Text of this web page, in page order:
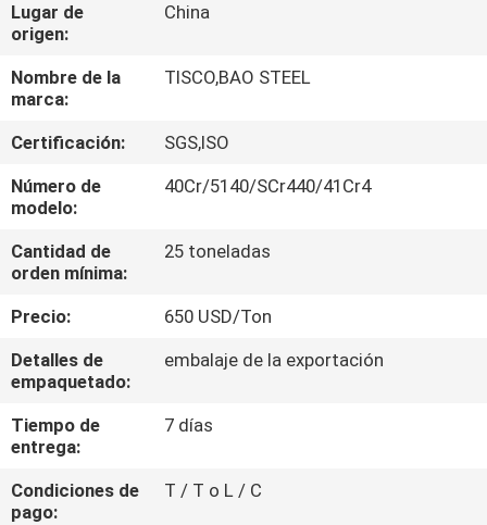
VIAJE
DE
LA
FÁBRICA
CONTROL
DE
ÉNTRENOS
EN
CONTACTO
CON
Lugar de
origen:
China
Nombre de la
marca:
TISCO,BAO STEEL
Certificación:
SGS,ISO
Número de
modelo:
40Cr/5140/SCr440/41Cr4
Cantidad de
orden mínima:
25 toneladas
Precio:
650 USD/Ton
Detalles de
empaquetado:
embalaje de la exportación
Tiempo de
entrega:
7 días
Condiciones de
pago:
T / T o L / C